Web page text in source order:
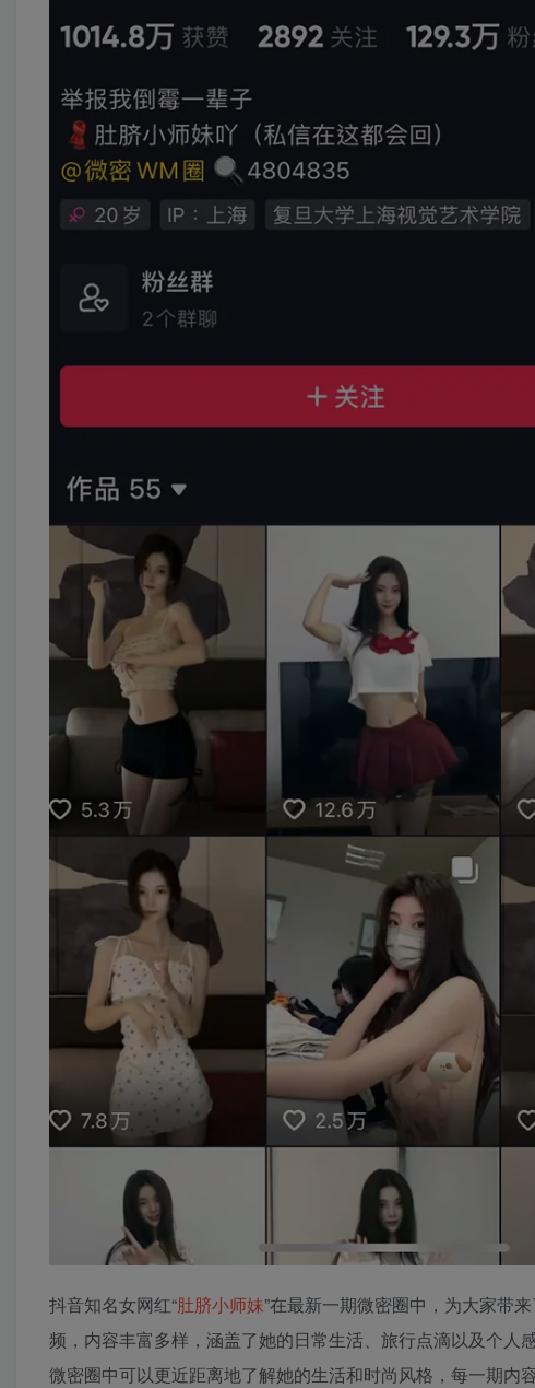
抖音知名女网红“肚脐小师妹”在最新一期微密圈中，为大家带
频，内容丰富多样，涵盖了她的日常生活、旅行点滴以及个
微密圈中可以更近距离地了解她的生活和时尚风格，每一期